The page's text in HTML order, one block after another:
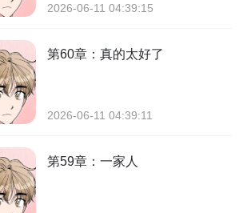
2026-06-11 04:39:15
第60章：真的太好了
2026-06-11 04:39:11
第59章：一家人